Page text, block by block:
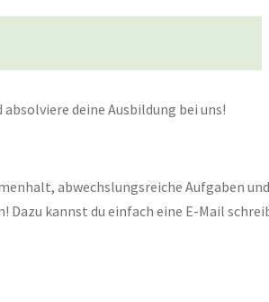
deine Ausbildung bei uns!
abwechslungsreiche Aufgaben
Dazu kannst du einfach eine E-Mail